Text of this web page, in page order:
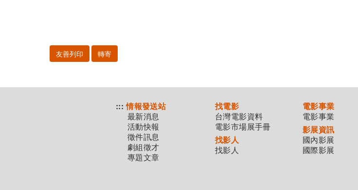
友善列印 轉寄
::: 情報發送站
最新消息
活動快報
徵件訊息
劇組徵才
專題文章
找電影
台灣電影資料
電影市場展手冊
找影人
找影人
電影事業
電影事業
影展資訊
國內影展
國際影展